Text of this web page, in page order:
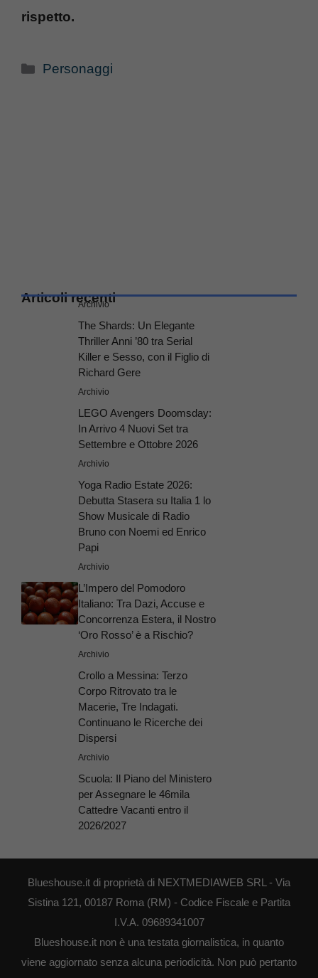
rispetto.
Categorie
Personaggi
Articoli recenti
Archivio
The Shards: Un Elegante
Thriller Anni ’80 tra Serial
Killer e Sesso, con il Figlio di
Richard Gere
Archivio
LEGO Avengers Doomsday:
In Arrivo 4 Nuovi Set tra
Settembre e Ottobre 2026
Archivio
Yoga Radio Estate 2026:
Debutta Stasera su Italia 1 lo
Show Musicale di Radio
Bruno con Noemi ed Enrico
Papi
Archivio
L’Impero del Pomodoro
Italiano: Tra Dazi, Accuse e
Concorrenza Estera, il Nostro
‘Oro Rosso’ è a Rischio?
Archivio
Crollo a Messina: Terzo
Corpo Ritrovato tra le
Macerie, Tre Indagati.
Continuano le Ricerche dei
Dispersi
Archivio
Scuola: Il Piano del Ministero
per Assegnare le 46mila
Cattedre Vacanti entro il
2026/2027
Blueshouse.it di proprietà di NEXTMEDIAWEB SRL - Via
Sistina 121, 00187 Roma (RM) - Codice Fiscale e Partita
I.V.A. 09689341007
Blueshouse.it non è una testata giornalistica, in quanto
viene aggiornato senza alcuna periodicità. Non può pertanto